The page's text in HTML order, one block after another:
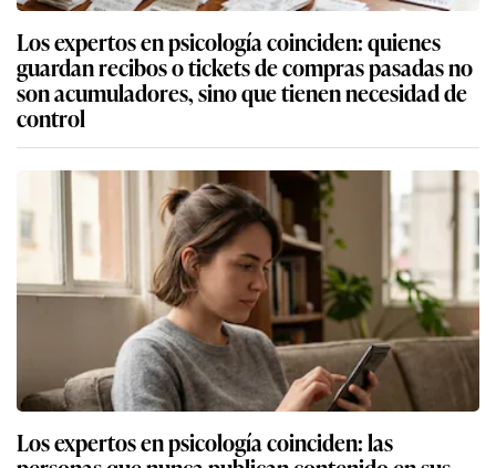
Los expertos en psicología coinciden: quienes
guardan recibos o tickets de compras pasadas no
son acumuladores, sino que tienen necesidad de
control
Los expertos en psicología coinciden: las